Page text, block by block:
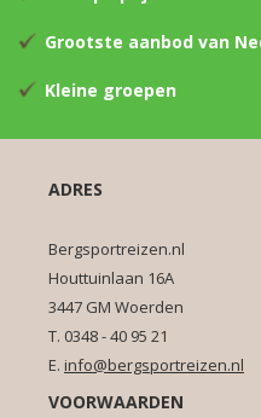
Grootste aanbod van
Kleine groepen
ADRES
Bergsportreizen.nl
Houttuinlaan 16A
3447 GM Woerden
T. 0348 - 40 95 21
E. info@bergsportreizen.nl
VOORWAARDEN